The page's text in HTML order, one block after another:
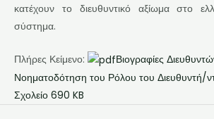
κατέχουν το διευθυντικό αξίωμα στο
σύστημα.
Πλήρες Κείμενο:
Βιογραφίες
Νοηματοδότηση του Ρόλου του Διευθυντή/
Σχολείο 690 KB